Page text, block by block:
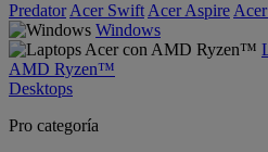
Predator Acer Swift Acer Aspire
Windows
AMD Ryzen™
Desktops
Pro categoría